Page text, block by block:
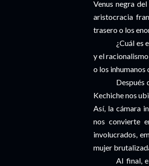
Venus negra
aristocracia
trasero o los
¿Cuál es
y el
o los inhumanos
Después
Kechiche nos
Así, la cámara
nos convierte
involucrados,
mujer
Al final,